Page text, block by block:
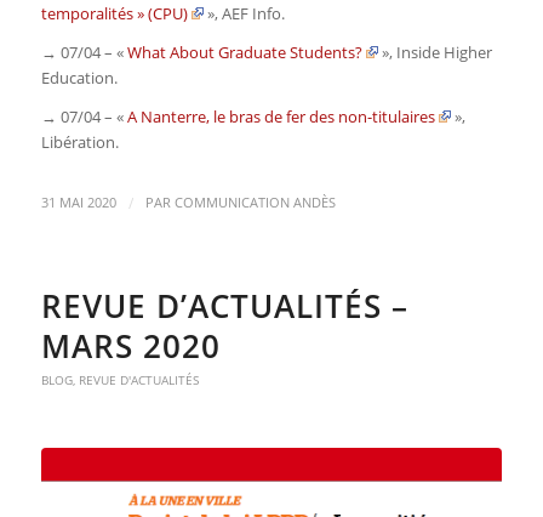
temporalités » (CPU)
»,AEF Info.
→ 07/04 – «What About Graduate Students? », Inside Higher
Education.
→ 07/04 – «A Nanterre, le bras de fer des non-titulaires
»,
Libération.
31 MAI 2020 / PAR COMMUNICATION ANDÈS
REVUE D’ACTUALITÉS –
MARS 2020
BLOG, REVUE D'ACTUALITÉS